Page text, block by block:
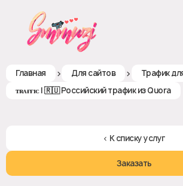
Главная > Для сайтов > Трафик
ᴛʀᴀғғɪᴄ | 🇷🇺 Российский трафик из Quora
< К списку услуг
Заказать